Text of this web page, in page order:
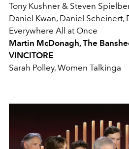
Tony Kushner & Steven
Daniel Kwan, Daniel Scheinert,
Everywhere All at Once
Martin McDonagh, The
VINCITORE
Sarah Polley, Women Talkinga